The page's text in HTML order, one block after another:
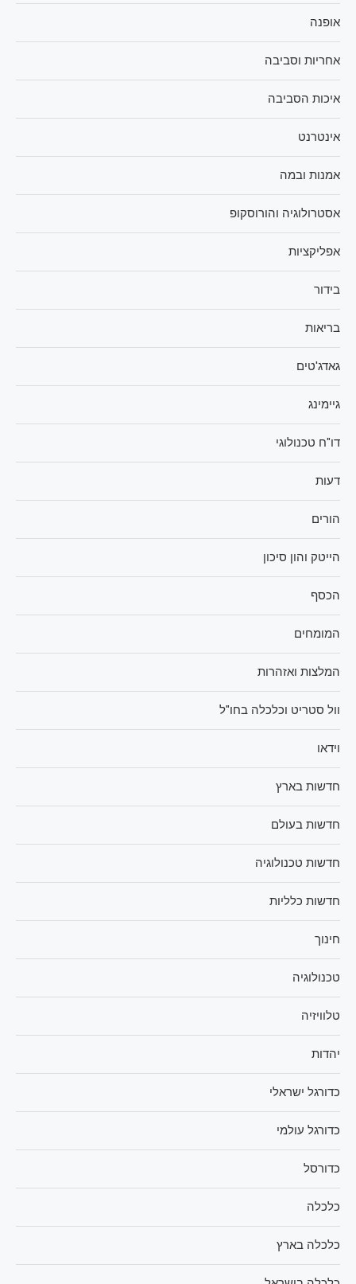
אופנה
אחריות וסביבה
איכות הסביבה
אינטרנט
אמנות ובמה
אסטרולוגיה והורוסקופ
אפליקציות
בידור
בריאות
גאדג'טים
גיימינג
דו"ח טכנולוגי
דעות
הורים
הייטק והון סיכון
הכסף
המומחים
המלצות ואזהרות
וול סטריט וכלכלה בחו"ל
וידאו
חדשות בארץ
חדשות בעולם
חדשות טכנולוגיה
חדשות כלליות
חינוך
טכנולוגיה
טלוויזיה
יהדות
כדורגל ישראלי
כדורגל עולמי
כדורסל
כלכלה
כלכלה בארץ